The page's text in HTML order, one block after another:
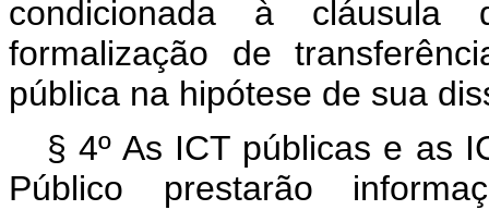
condicionada à
formalização de
pública na hipótese de sua
§ 4º As ICT públicas e as
Público prestarão